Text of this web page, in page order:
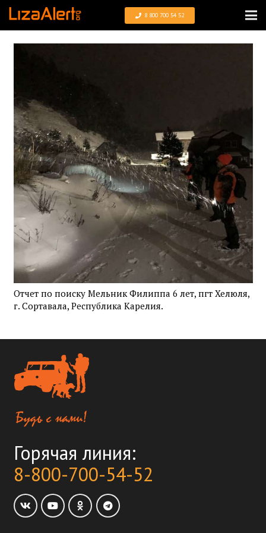
8 800 700 54 52
Отчет по поиску Мельник Филиппа 6 лет, пгт Хелюля,
г. Сортавала, Республика Карелия.
Горячая линия:
8-800-700-54-52